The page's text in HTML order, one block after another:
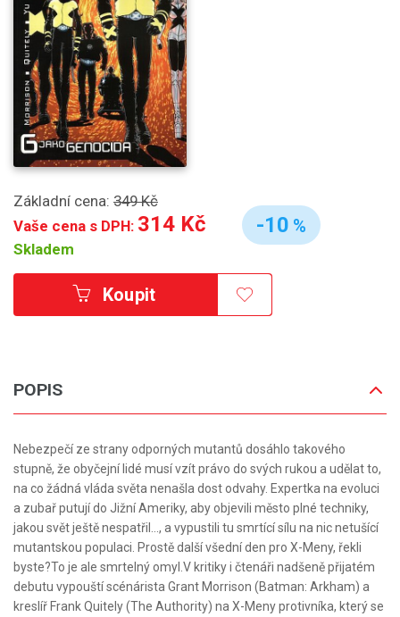
Základní cena: 349 Kč
Vaše cena s DPH: 314 Kč
Skladem
-10 %
Koupit
POPIS
Nebezpečí ze strany odporných mutantů dosáhlo takového
stupně, že obyčejní lidé musí vzít právo do svých rukou a udělat to,
na co žádná vláda světa nenašla dost odvahy. Expertka na evoluci
a zubař putují do Jižní Ameriky, aby objevili město plné techniky,
jakou svět ještě nespatřil..., a vypustili tu smrtící sílu na nic netušící
mutantskou populaci. Prostě další všední den pro X-Meny, řekli
byste?To je ale smrtelný omyl.V kritiky i čtenáři nadšeně přijatém
debutu vypouští scénárista Grant Morrison (Batman: Arkham) a
kreslíř Frank Quitely (The Authority) na X-Meny protivníka, který se